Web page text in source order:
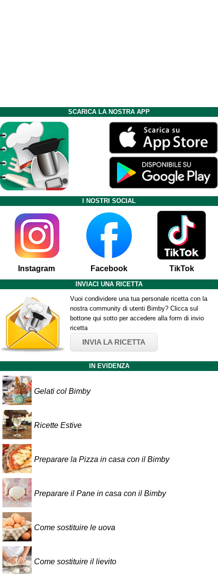
SCARICA LA NOSTRA APP
I NOSTRI SOCIAL
Instagram Facebook TikTok
INVIACI UNA RICETTA
Vuoi condividere una tua personale ricetta con la
nostra community di utenti Bimby? Clicca sul
bottone qui sotto per accedere alla form di invio
ricetta
INVIA LA RICETTA
IN EVIDENZA
Gelati col Bimby
Ricette Estive
Preparare la Pizza in casa con il Bimby
Preparare il Pane in casa con il Bimby
Come sostituire le uova
Come sostituire il lievito